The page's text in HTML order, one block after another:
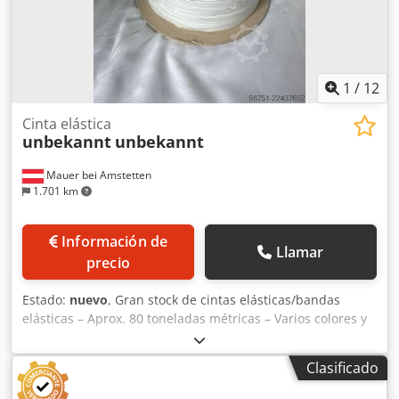
1 / 12
Mauer bei Amstetten
1.701 km
Cinta elástica
unbekannt unbekannt
Información de
precio
Llamar
Estado: nuevo, Gran stock de cintas elásticas/bandas
elásticas – Aprox. 80 toneladas métricas – Varios colores y
tamaños Ofrecemos un gran stock de cintas elásticas de
alta calidad, disponibles de inmediato, procedente de la
adquisición de una empresa. Detalles del producto *
Cantidad total: aproximadamente 80 toneladas métricas *
Clasificado